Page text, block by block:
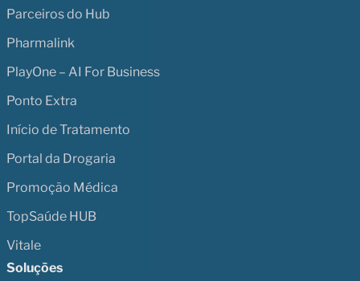
Parceiros do Hub
Pharmalink
PlayOne – AI For Business
Ponto Extra
Início de Tratamento
Portal da Drogaria
Promoção Médica
TopSaúde HUB
Vitale
Soluções